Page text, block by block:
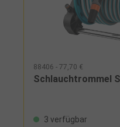
88406 - 77,70 €
Schlauchtrommel
3 verfügbar